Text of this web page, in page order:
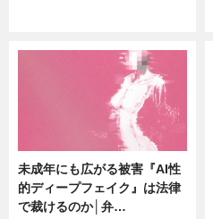
未成年にも広がる被害『AI性
的ディープフェイク』は法律
で裁けるのか│弁…